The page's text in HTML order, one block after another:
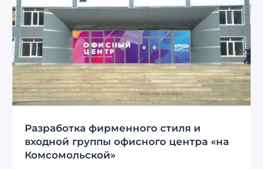
Разработка фирменного стиля и
входной группы офисного центра «на
Комсомольской»